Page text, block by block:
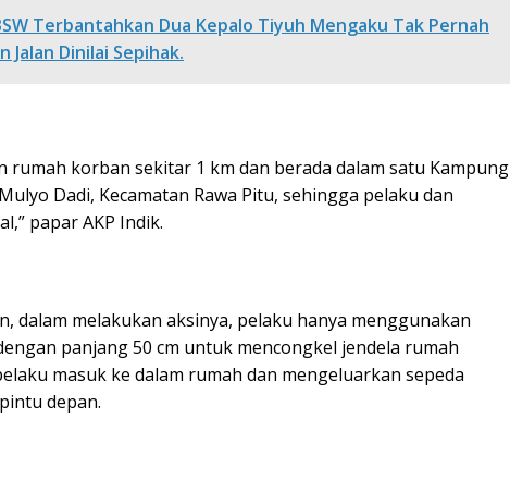
Terbantahkan Dua Kepalo Tiyuh Mengaku Tak Pernah
Jalan Dinilai Sepihak.
rumah korban sekitar 1 km dan berada dalam satu Kampung
Dadi, Kecamatan Rawa Pitu, sehingga pelaku dan
papar AKP Indik.
dalam melakukan aksinya, pelaku hanya menggunakan
panjang 50 cm untuk mencongkel jendela rumah
masuk ke dalam rumah dan mengeluarkan sepeda
depan.